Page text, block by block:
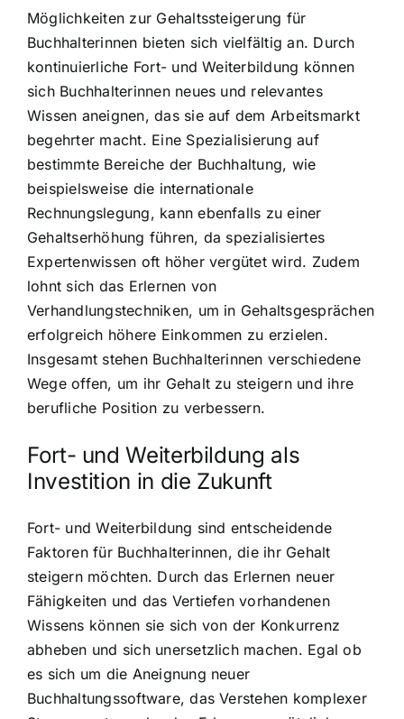
Möglichkeiten zur Gehaltssteigerung für
Buchhalterinnen bieten sich vielfältig an. Durch
kontinuierliche Fort- und Weiterbildung können
sich Buchhalterinnen neues und relevantes
Wissen aneignen, das sie auf dem Arbeitsmarkt
begehrter macht. Eine Spezialisierung auf
bestimmte Bereiche der Buchhaltung, wie
beispielsweise die internationale
Rechnungslegung, kann ebenfalls zu einer
Gehaltserhöhung führen, da spezialisiertes
Expertenwissen oft höher vergütet wird. Zudem
lohnt sich das Erlernen von
Verhandlungstechniken, um in Gehaltsgesprächen
erfolgreich höhere Einkommen zu erzielen.
Insgesamt stehen Buchhalterinnen verschiedene
Wege offen, um ihr Gehalt zu steigern und ihre
berufliche Position zu verbessern.
Fort- und Weiterbildung als
Investition in die Zukunft
Fort- und Weiterbildung sind entscheidende
Faktoren für Buchhalterinnen, die ihr Gehalt
steigern möchten. Durch das Erlernen neuer
Fähigkeiten und das Vertiefen vorhandenen
Wissens können sie sich von der Konkurrenz
abheben und sich unersetzlich machen. Egal ob
es sich um die Aneignung neuer
Buchhaltungssoftware, das Verstehen komplexer